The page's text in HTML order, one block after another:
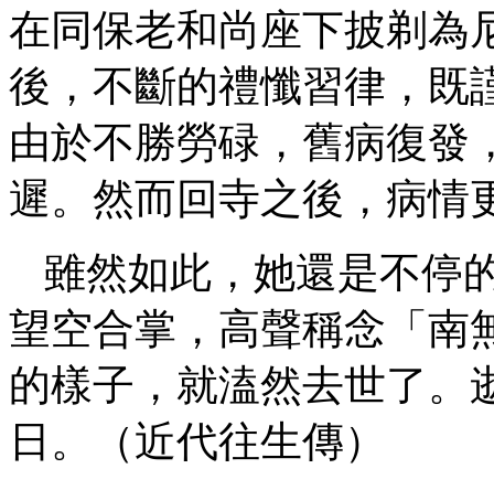
在同保老和尚座下披剃為
後，不斷的禮懺習律，既
由於不勝勞碌，舊病復發
遲。然而回寺之後，病情
雖然如此，她還是不停
望空合掌，高聲稱念「南
的樣子，就溘然去世了。
日。（近代往生傳）